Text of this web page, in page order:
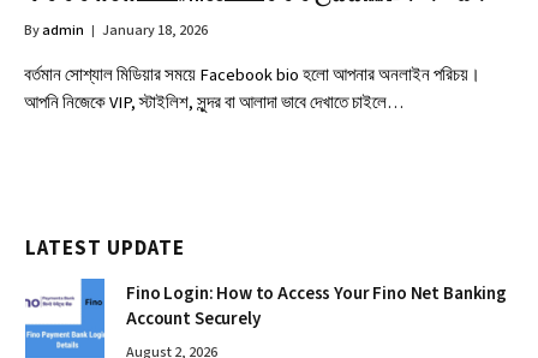
Byadmin January 18, 2026
বর্তমান সোশ্যাল মিডিয়ার সময়ে Facebook bio হলো আপনার অনলাইন পরিচয়।
আপনি নিজেকে VIP, স্টাইলিশ, সুন্দর বা আলাদা ভাবে দেখাতে চাইলে…
LATEST UPDATE
Fino Login: How to Access Your Fino Net Banking
Account Securely
August 2, 2026